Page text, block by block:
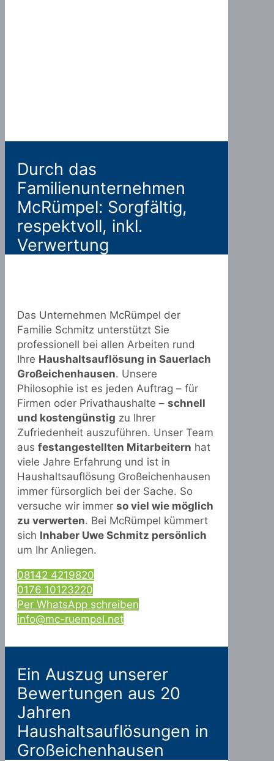
Durch das
Familienunternehmen
McRümpel: Sorgfältig,
respektvoll, inkl.
Verwertung
Das Unternehmen McRümpel der
Familie Schmitz unterstützt Sie
professionell bei allen Arbeiten rund
Ihre Haushaltsauflösung in Sauerlach
Großeichenhausen. Unsere
Philosophie ist es jeden Auftrag – für
Firmen oder Privathaushalte – schnell
und kostengünstig zu Ihrer
Zufriedenheit auszuführen. Unser Team
aus festangestellten Mitarbeitern hat
viele Jahre Erfahrung und ist in
Haushaltsauflösung Großeichenhausen
immer fürsorglich bei der Sache. So
versuche wir immer so viel wie möglich
zu verwerten. Bei McRümpel kümmert
sich Inhaber Uwe Schmitz persönlich
um Ihr Anliegen.
08142 4219820
0176 10123220
Per WhatsApp schreiben
info@mc-ruempel.net
Ein Auszug unserer
Bewertungen aus 20
Jahren
Haushaltsauflösungen in
Großeichenhausen